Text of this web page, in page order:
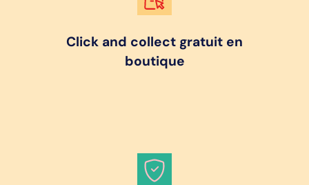
Click and collect gratuit en
boutique